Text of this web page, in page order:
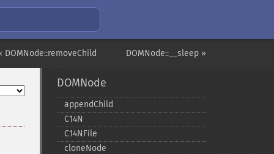
DOMNode::__sleep »
DOMNode::removeChild
DOMNode
appendChild
C14N
C14NFile
cloneNode